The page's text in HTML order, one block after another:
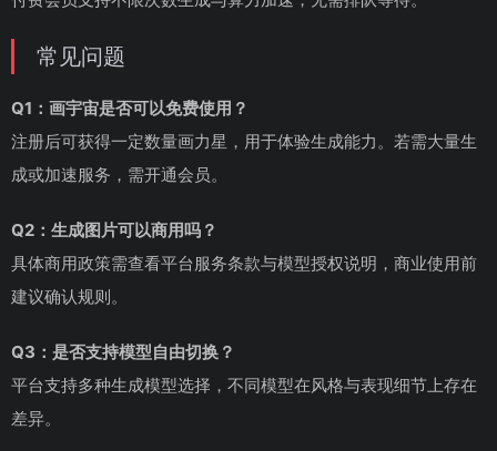
常见问题
Q1：画宇宙是否可以免费使用？
注册后可获得一定数量画力星，用于体验生成能力。若需大量生
成或加速服务，需开通会员。
Q2：生成图片可以商用吗？
具体商用政策需查看平台服务条款与模型授权说明，商业使用前
建议确认规则。
Q3：是否支持模型自由切换？
平台支持多种生成模型选择，不同模型在风格与表现细节上存在
差异。